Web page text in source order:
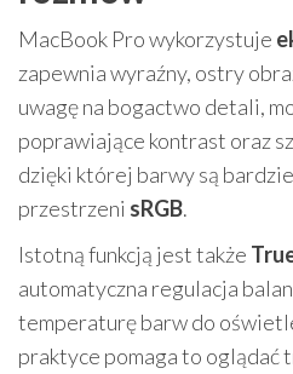
MacBook Pro wykorzystuje
zapewnia wyraźny, ostry
uwagę na bogactwo detali,
poprawiające kontrast oraz
dzięki której barwy są
przestrzeni sRGB.
Istotną funkcją jest także
automatyczna regulacja
temperaturę barw do
praktyce pomaga to